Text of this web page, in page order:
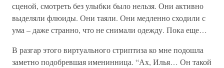
сценой, смотреть без улыбки было нельзя. Они активно
выделяли флюиды. Они таяли. Они медленно сходили с
ума – даже странно, что не снимали одежду. Пока еще…
В разгар этого виртуального стриптиза ко мне подошла
заметно подобревшая именинница. “Ах, Илья… Он такой